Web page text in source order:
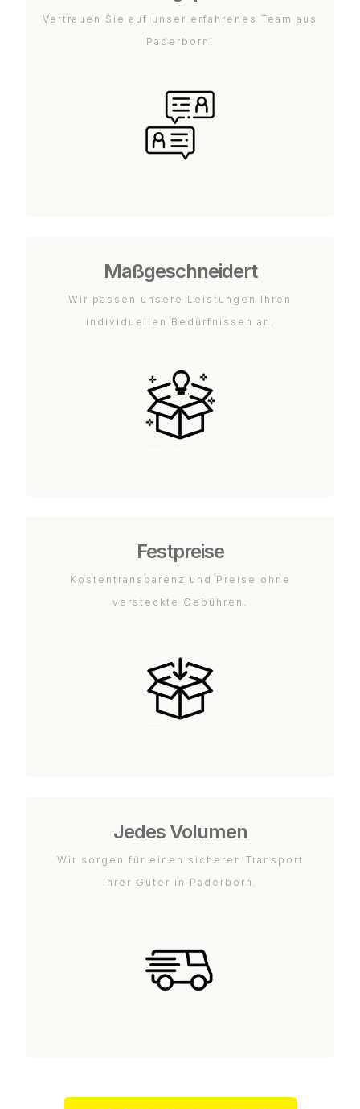
Vertrauen Sie auf unser erfahrenes Team aus
Paderborn!
Maßgeschneidert
Wir passen unsere Leistungen Ihren
individuellen Bedürfnissen an.
Festpreise
Kostentransparenz und Preise ohne
versteckte Gebühren.
Jedes Volumen
Wir sorgen für einen sicheren Transport
Ihrer Güter in Paderborn.